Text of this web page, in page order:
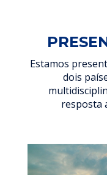
Estamos
dois
resposta